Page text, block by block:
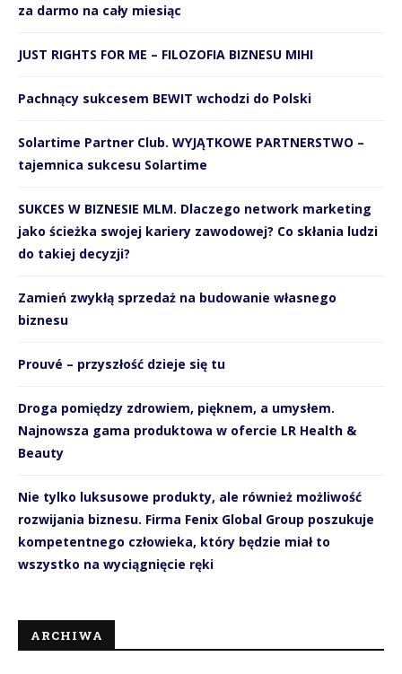
za darmo na cały miesiąc
JUST RIGHTS FOR ME – FILOZOFIA BIZNESU MIHI
Pachnący sukcesem BEWIT wchodzi do Polski
Solartime Partner Club. WYJĄTKOWE PARTNERSTWO –
tajemnica sukcesu Solartime
SUKCES W BIZNESIE MLM. Dlaczego network marketing
jako ścieżka swojej kariery zawodowej? Co skłania ludzi
do takiej decyzji?
Zamień zwykłą sprzedaż na budowanie własnego
biznesu
Prouvé – przyszłość dzieje się tu
Droga pomiędzy zdrowiem, pięknem, a umysłem.
Najnowsza gama produktowa w ofercie LR Health &
Beauty
Nie tylko luksusowe produkty, ale również możliwość
rozwijania biznesu. Firma Fenix Global Group poszukuje
kompetentnego człowieka, który będzie miał to
wszystko na wyciągnięcie ręki
ARCHIWA